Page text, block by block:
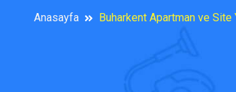
Anasayfa Buharkent Apartman ve Site